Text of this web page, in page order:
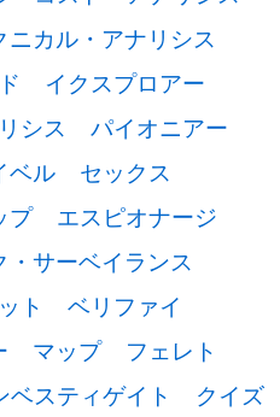
ニカル・アナリシス
イクスプロアー
シス
パイオニアー
ベル
セックス
プ
エスピオナージ
サーベイランス
ト
ベリファイ
マップ
フェレト
ベスティゲイト
クイズ